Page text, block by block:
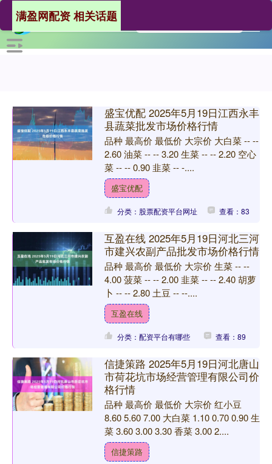
满盈网配资 相关话题
盛宝优配 2025年5月19日江西永丰
县蔬菜批发市场价格行情
品种 最高价 最低价 大宗价 大白菜 -- --
2.60 油菜 -- -- 3.20 生菜 -- -- 2.20 空心
菜 -- -- 0.90 韭菜 -- -....
盛宝优配
分类：股票配资平台网址 查看：83
互盈在线 2025年5月19日河北三河
市建兴农副产品批发市场价格行情
品种 最高价 最低价 大宗价 生菜 -- --
4.00 菠菜 -- -- 2.00 韭菜 -- -- 2.40 胡萝
卜 -- -- 2.80 土豆 -- --....
互盈在线
分类：配资平台有哪些 查看：89
信捷策路 2025年5月19日河北唐山
市荷花坑市场经营管理有限公司价
格行情
品种 最高价 最低价 大宗价 红小豆
8.60 5.60 7.00 大白菜 1.10 0.70 0.90 生
菜 3.60 3.00 3.30 香菜 3.00 2....
信捷策路